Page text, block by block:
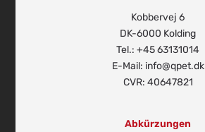
Kobbervej 6
DK-6000 Kolding
Tel.: +45 63131014
E-Mail: info@qpet.dk
CVR: 40647821
Abkürzungen